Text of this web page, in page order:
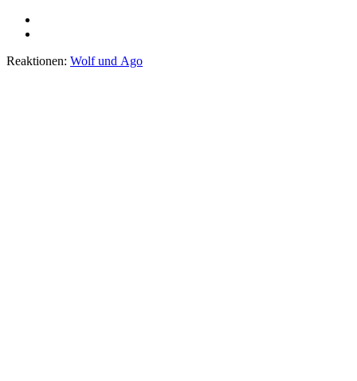
Reaktionen: Wolfund Ago